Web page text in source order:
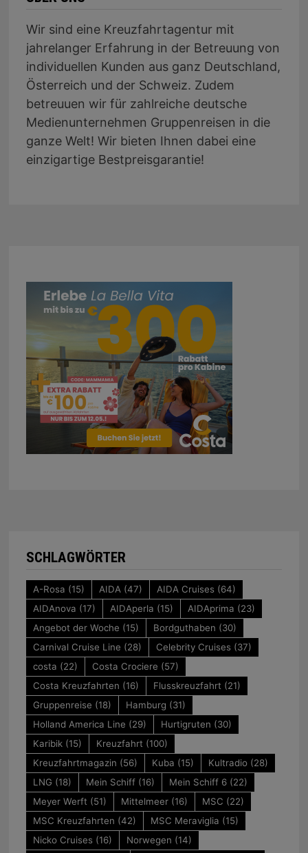
Wir sind eine Kreuzfahrtagentur mit
jahrelanger Erfahrung in der Betreuung von
individuellen Kunden aus ganz Deutschland,
Österreich und der Schweiz. Zudem
betreuuen wir für zahlreiche deutsche
Medienunternehmen Gruppenreisen in die
ganze Welt! Wir bieten Ihnen dabei eine
einzigartige Bestpreisgarantie!
SCHLAGWÖRTER
A-Rosa (15) AIDA (47) AIDA Cruises (64)
AIDAnova (17) AIDAperla (15) AIDAprima (23)
Angebot der Woche (15) Bordguthaben (30)
Carnival Cruise Line (28) Celebrity Cruises (37)
costa (22) Costa Crociere (57)
Costa Kreuzfahrten (16) Flusskreuzfahrt (21)
Gruppenreise (18) Hamburg (31)
Holland America Line (29) Hurtigruten (30)
Karibik(15) Kreuzfahrt (100)
Kreuzfahrtmagazin (56) Kuba (15) Kultradio(28)
LNG (18) Mein Schiff(16) Mein Schiff 6(22)
Meyer Werft (51) Mittelmeer(16) MSC (22)
MSC Kreuzfahrten (42) MSC Meraviglia (15)
Nicko Cruises (16) Norwegen (14)